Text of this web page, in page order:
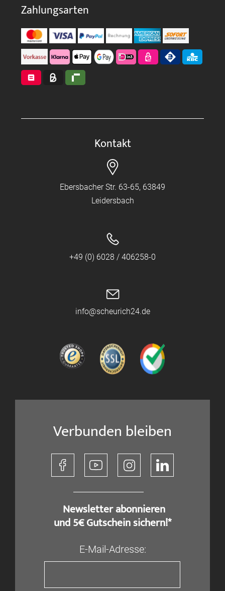
Zahlungsarten
Kontakt
Ebersbacher Str. 63-65, 63849
Leidersbach
+49 (0) 6028 / 406258-0
info@scheurich24.de
Verbunden bleiben
​ Newsletter abonnieren
und 5€ Gutschein sichern!*
E-Mail-Adresse: